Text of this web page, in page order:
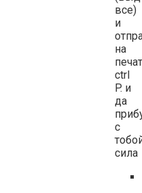
все)
и
на
ctrl
P. и
да
с
сила